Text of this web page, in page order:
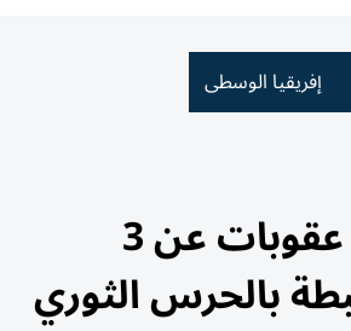
إفريقيا الوسطى
أمريكا ترفع عقوبات عن 3
بالحرس الثوري